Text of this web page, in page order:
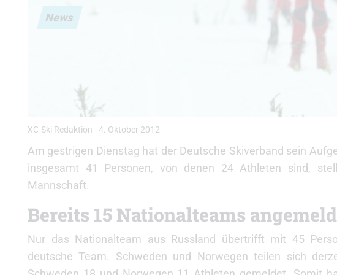
News
XC-Ski Redaktion -4. Oktober 2012
Am gestrigen Dienstag hat der Deutsche Skiverband sein
insgesamt 41 Personen, von denen 24 Athleten sind,
Mannschaft.
Bereits 15 Nationalteams
Nur das Nationalteam aus Russland übertrifft mit 45
deutsche Team. Schweden und Norwegen teilen sich